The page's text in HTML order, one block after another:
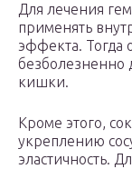
Для лечения
применять
эффекта. Тогда
безболезненно
кишки.
Кроме этого,
укреплению
эластичность.